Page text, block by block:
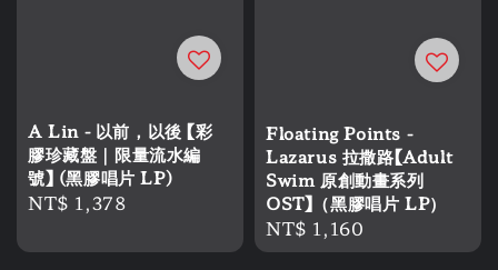
A Lin - 以前，以後 【彩
膠珍藏盤｜限量流水編
號】 (黑膠唱片 LP)
Regular
NT$ 1,378
Floating Points -
Lazarus 拉撒路【Adult
Swim 原創動畫系列
OST】（黑膠唱片 LP）
Regular
price
NT$ 1,160